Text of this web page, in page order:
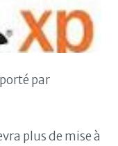
par
plus de mise à